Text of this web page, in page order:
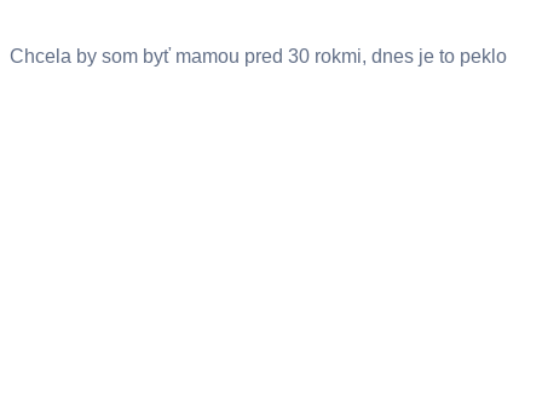
Chcela by som byť mamou pred 30 rokmi, dnes je to peklo